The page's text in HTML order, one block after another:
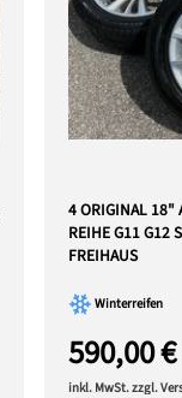
4 ORIGINAL 18"
REIHE G11 G12
FREIHAUS
Winterreifen
590,00 €
inkl. MwSt. zzgl.